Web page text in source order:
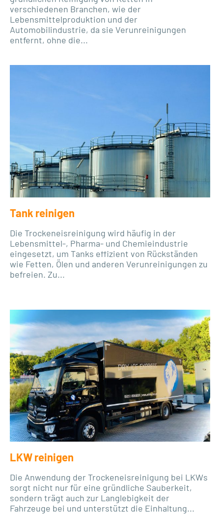
verschiedenen Branchen, wie der
Lebensmittelproduktion und der
Automobilindustrie, da sie Verunreinigungen
entfernt, ohne die...
Tank reinigen
Die Trockeneisreinigung wird häufig in der
Lebensmittel-, Pharma- und Chemieindustrie
eingesetzt, um Tanks effizient von Rückständen
wie Fetten, Ölen und anderen Verunreinigungen zu
befreien. Zu...
LKW reinigen
Die Anwendung der Trockeneisreinigung bei LKWs
sorgt nicht nur für eine gründliche Sauberkeit,
sondern trägt auch zur Langlebigkeit der
Fahrzeuge bei und unterstützt die Einhaltung...